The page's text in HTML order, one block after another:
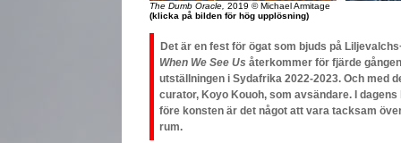
The Dumb Oracle, 2019 © Michael Armitage
(klicka på bilden för hög upplösning)
Det är en fest för ögat som bjuds på
When We See Us återkommer för fjärde
utställningen i Sydafrika 2022-2023. Och med
curator, Koyo Kouoh, som avsändare. I
före konsten är det något att vara tacksam
rum.